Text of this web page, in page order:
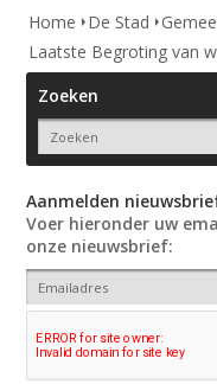
Home
De Stad
Laatste Begroting van
Zoeken
Aanmelden
Voer hieronder uw
onze nieuwsbrief: